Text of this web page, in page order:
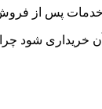
پس از فروش
خریداری شود